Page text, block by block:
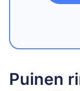
Puinen